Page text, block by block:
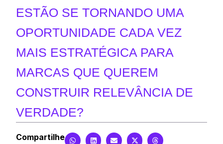
ESTÃO SE TORNANDO UMA
OPORTUNIDADE CADA VEZ
MAIS ESTRATÉGICA PARA
MARCAS QUE QUEREM
CONSTRUIR RELEVÂNCIA DE
VERDADE?
Compartilhe